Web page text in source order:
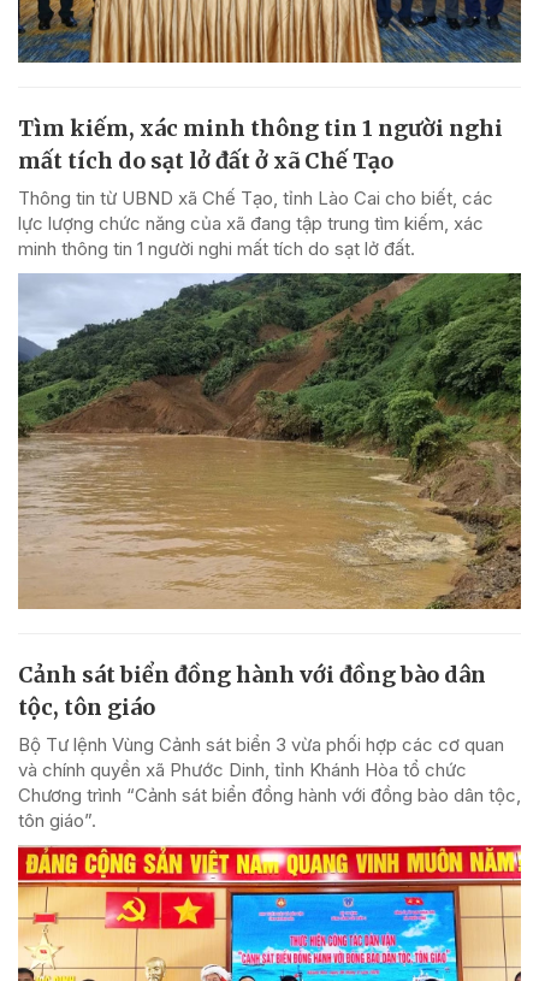
Tìm kiếm, xác minh thông tin 1 người nghi
mất tích do sạt lở đất ở xã Chế Tạo
Thông tin từ UBND xã Chế Tạo, tỉnh Lào Cai cho biết, các
lực lượng chức năng của xã đang tập trung tìm kiếm, xác
minh thông tin 1 người nghi mất tích do sạt lở đất.
Cảnh sát biển đồng hành với đồng bào dân
tộc, tôn giáo
Bộ Tư lệnh Vùng Cảnh sát biển 3 vừa phối hợp các cơ quan
và chính quyền xã Phước Dinh, tỉnh Khánh Hòa tổ chức
Chương trình “Cảnh sát biển đồng hành với đồng bào dân tộc,
tôn giáo”.